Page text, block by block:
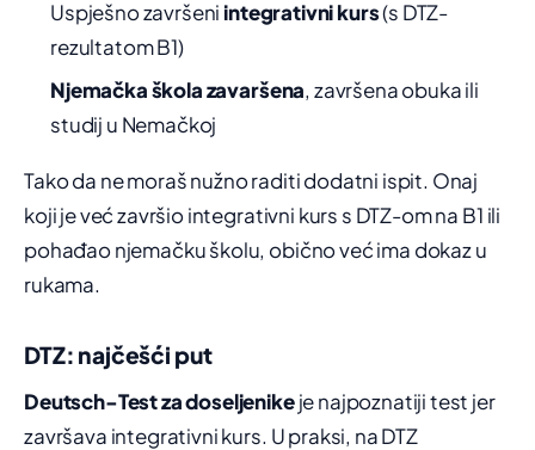
Uspješno završeni integrativni kurs(s DTZ-
rezultatom B1)
Njemačka škola zavaršena, završena obuka ili
studij u Nemačkoj
Tako da ne moraš nužno raditi dodatni ispit. Onaj
koji je već završio integrativni kurs s DTZ-om na B1 ili
pohađao njemačku školu, obično već ima dokaz u
rukama.
DTZ: najčešći put
Deutsch-Test za doseljenikeje najpoznatiji test jer
završava integrativni kurs. U praksi, na DTZ